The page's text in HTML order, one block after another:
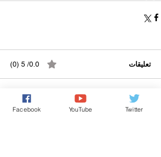
تعليقات 0.0/ 5 (0)
التعليق والتقييم...
Facebook YouTube Twitter